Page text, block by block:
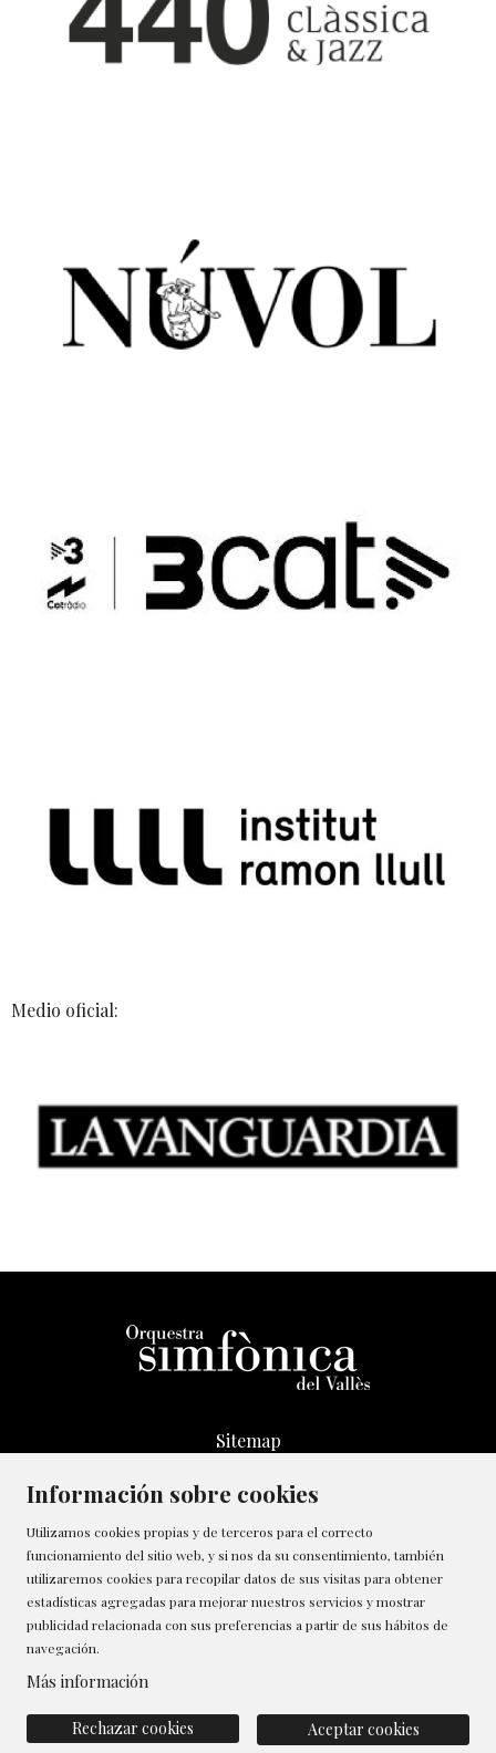
Medio oficial:
Sitemap
Transparencia
Canal de denúncias
Política de Cookies
Contactar
Gestionar cookies
Información sobre cookies
Utilizamos cookies propias y de terceros para el correcto
funcionamiento del sitio web, y si nos da su consentimiento, también
utilizaremos cookies para recopilar datos de sus visitas para obtener
estadísticas agregadas para mejorar nuestros servicios y mostrar
publicidad relacionada con sus preferencias a partir de sus hábitos de
navegación.
Más información
Aceptar cookies
Rechazar cookies